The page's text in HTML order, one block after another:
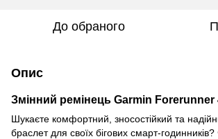
До обраного
Опис
Змінний ремінець Garmin Forerunner
Шукаєте комфортний, зносостійкий та
браслет для своїх бігових смарт-